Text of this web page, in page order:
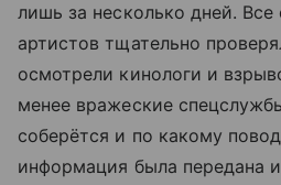
лишь за несколько дней. Все
артистов тщательно
осмотрели кинологи и
менее вражеские
соберётся и по какому
информация была передана